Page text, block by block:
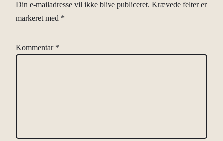
Din e-mailadresse vil ikke blive publiceret. Krævede felter er
markeret med *
Kommentar *